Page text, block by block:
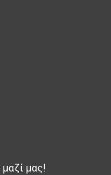
μας!